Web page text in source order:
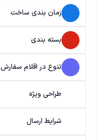
زمان بندی ساخت
بسته بندی
تنوع در اقلام سفارش
طراحی ویژه
شرایط ارسال